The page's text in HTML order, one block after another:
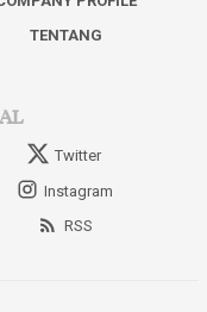
TENTANG
Twitter
Instagram
RSS